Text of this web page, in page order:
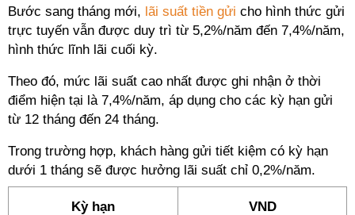
Bước sang tháng mới, lãi suất tiền gửi cho hình thức gửi
trực tuyến vẫn được duy trì từ 5,2%/năm đến 7,4%/năm,
hình thức lĩnh lãi cuối kỳ.
Theo đó, mức lãi suất cao nhất được ghi nhận ở thời
điểm hiện tại là 7,4%/năm, áp dụng cho các kỳ hạn gửi
từ 12 tháng đến 24 tháng.
Trong trường hợp, khách hàng gửi tiết kiệm có kỳ hạn
dưới 1 tháng sẽ được hưởng lãi suất chỉ 0,2%/năm.
Kỳ hạn VND